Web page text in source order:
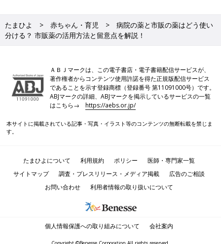
たまひよ 赤ちゃん・育児
病院の薬と市販の薬はどう使い
分ける？ 市販薬の活用方法と留意点を解説！
ＡＢＪマークは、この電子書店・電子書籍配信サービスが、
著作権者からコンテンツ使用許諾を得た正規版配信サービス
であることを示す登録商標（登録番号 第11091000号）です。
ABJマークの詳細、ABJマークを掲示しているサービスの一覧
はこちら→https://aebs.or.jp/
本サイトに掲載されている記事・写真・イラスト等のコンテンツの無断転載を禁じま
す。
たまひよについて 利用規約 ポリシー
医師・専門家一覧
サイトマップ
調査・プレスリリース・メディア掲載
広告のご相談
お問い合わせ
利用者情報の取り扱いについて
個人情報保護への取り組みについて 会社案内